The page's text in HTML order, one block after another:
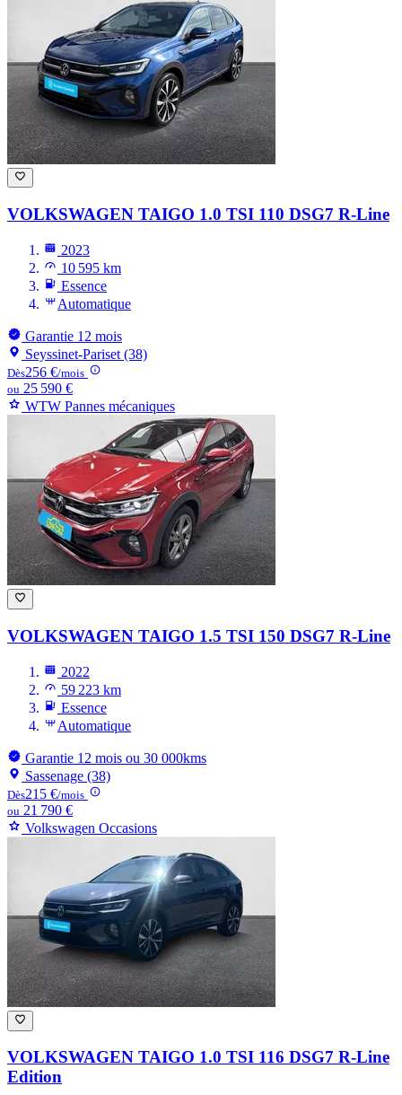
VOLKSWAGEN TAIGO 1.0 TSI 110 DSG7 R-Line
2023
10 595 km
Essence
Automatique
Garantie 12 mois
Seyssinet-Pariset (38)
Dès256 €/mois
ou 25 590 €
WTW Pannes mécaniques
VOLKSWAGEN TAIGO 1.5 TSI 150 DSG7 R-Line
2022
59 223 km
Essence
Automatique
Garantie 12 mois ou 30 000kms
Sassenage (38)
Dès215 €/mois
ou 21 790 €
Volkswagen Occasions
VOLKSWAGEN TAIGO 1.0 TSI 116 DSG7 R-Line
Edition